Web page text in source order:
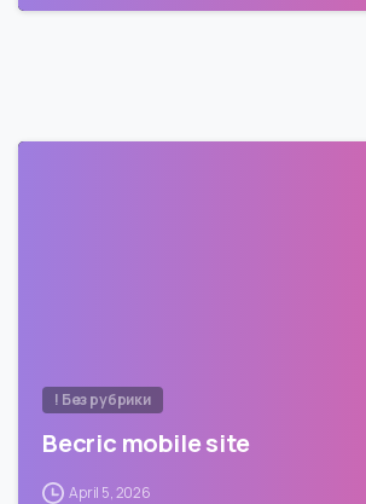
! Без рубрики
Becric mobile site
April 5, 2026